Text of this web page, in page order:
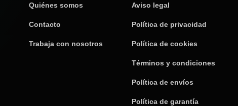
Quiénes somos
Contacto
Trabaja con nosotros
Aviso legal
Política de privacidad
Política de cookies
Términos y condiciones
Política de envíos
Política de garantía